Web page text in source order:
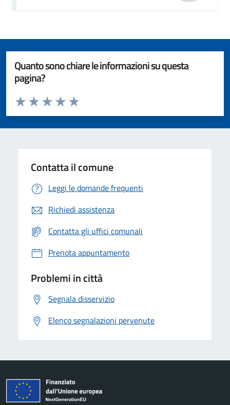
Quanto sono chiare le informazioni su questa
pagina?
Valuta da 1 a 5 stelle la pagina
Valuta 5 stelle su 5
Valuta 4 stelle su 5
Valuta 3 stelle su 5
Valuta 2 stelle su 5
Valuta 1 stelle su 5
Contatta il comune
Leggi le domande frequenti
Richiedi assistenza
Contatta gli uffici comunali
Prenota appuntamento
Problemi in città
Segnala disservizio
Elenco segnalazioni pervenute